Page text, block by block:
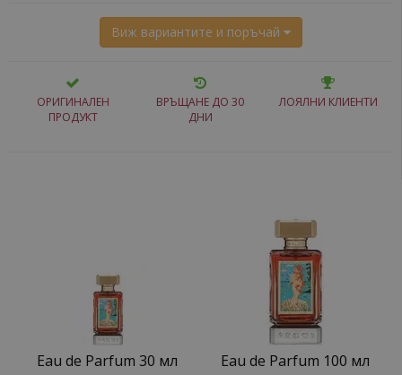
Виж вариантите и поръчай
ОРИГИНАЛЕН
ПРОДУКТ
ВРЪЩАНЕ ДО 30
ДНИ
ЛОЯЛНИ КЛИЕНТИ
Eau de Parfum 30 мл Eau de Parfum 100 мл